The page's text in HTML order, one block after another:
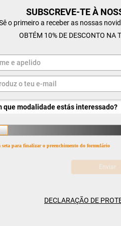
SUBSCREVE-TE À
o primeiro a receber as nossas
OBTÉM 10% DE DESCONTO NA
seta para finalizar o preenchimento do formulário
DECLARAÇÃO DE